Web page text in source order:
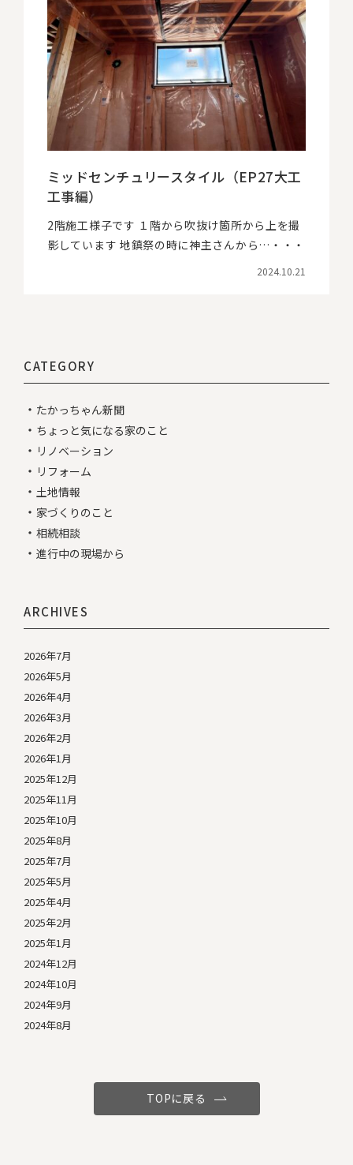
ミッドセンチュリースタイル（EP27大工
工事編）
2階施工様子です １階から吹抜け箇所から上を撮
影しています 地鎮祭の時に神主さんから…・・・
2024.10.21
TOPに戻る
CATEGORY
たかっちゃん新聞
ちょっと気になる家のこと
リノベーション
リフォーム
土地情報
家づくりのこと
相続相談
進行中の現場から
ARCHIVES
2026年7月
2026年5月
2026年4月
2026年3月
2026年2月
2026年1月
2025年12月
2025年11月
2025年10月
2025年8月
2025年7月
2025年5月
2025年4月
2025年2月
2025年1月
2024年12月
2024年10月
2024年9月
2024年8月